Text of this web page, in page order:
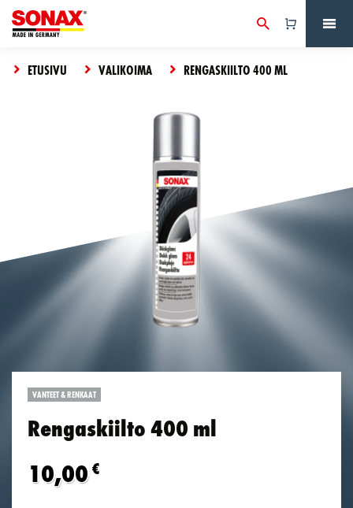
ETUSIVU VALIKOIMA RENGASKIILTO 400 ML
pieleen.
VANTEET & RENKAAT
Rengaskiilto 400 ml
10,00€